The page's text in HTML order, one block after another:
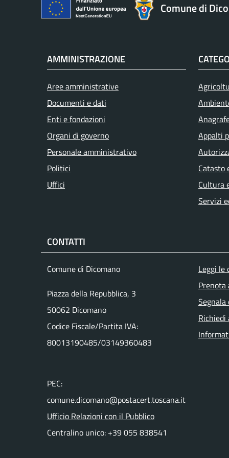
Comune di
AMMINISTRAZIONE
Aree amministrative
Documenti e dati
Enti e fondazioni
Organi di governo
Personale amministrativo
Politici
Uffici
Appalti
Catasto
Cultura
Servizi
CONTATTI
Comune di Dicomano
Piazza della Repubblica, 3
50062 Dicomano
Codice Fiscale/Partita IVA:
80013190485/03149360483
PEC:
comune.dicomano@postacert.toscana.it
Ufficio Relazioni con il Pubblico
Centralino unico: +39 055 838541
Leggi le
Richiedi